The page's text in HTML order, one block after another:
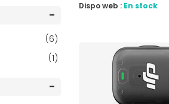
(6)
(1)
Dispo web : En stock